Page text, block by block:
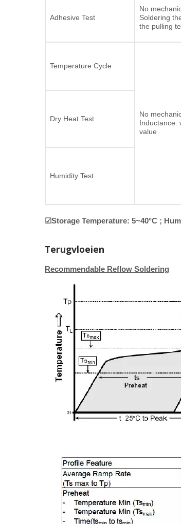
Adhesive Test
No
Soldering
the pulling
Temperature Cycle
No
Inductance:
value
Dry Heat Test
Humidity Test
☑Storage Temperature: 5~40°C ;
Terugvloeien
Recommendable Reflow Soldering